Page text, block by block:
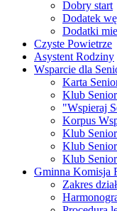
Dobry start
Dodatek
Dodatki
Czyste Powietrze
Asystent Rodziny
Wsparcie dla
Karta
Klub
"Wspieraj
Korpus
Klub
Klub
Klub
Gminna Komisja
Zakres